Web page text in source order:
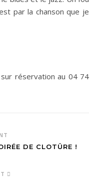
par la chanson que je
réservation au 04 74
DE CLOTÛRE !